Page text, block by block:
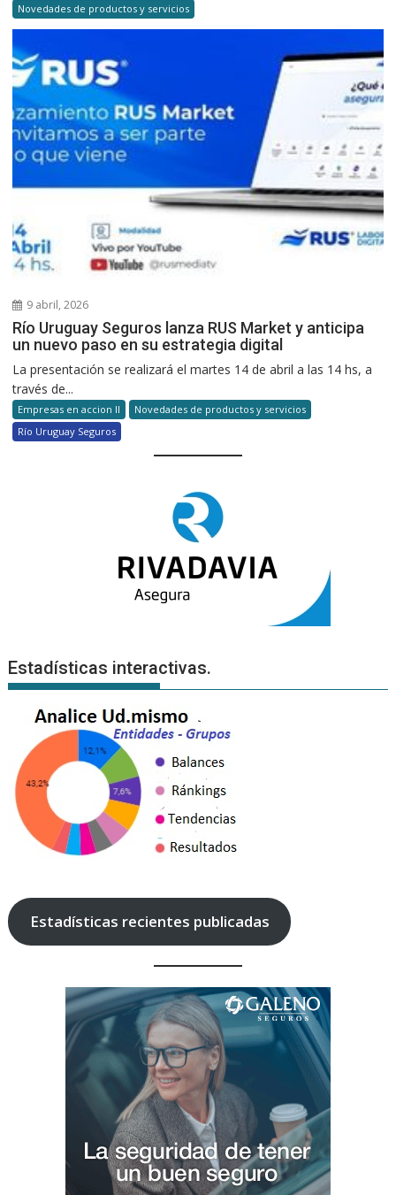
Novedades de productos y servicios
9 abril, 2026
Río Uruguay Seguros lanza RUS Market y anticipa
un nuevo paso en su estrategia digital
La presentación se realizará el martes 14 de abril a las 14 hs, a
través de...
Empresas en accion II
Novedades de productos y servicios
Río Uruguay Seguros
Estadísticas interactivas.
Estadísticas recientes publicadas